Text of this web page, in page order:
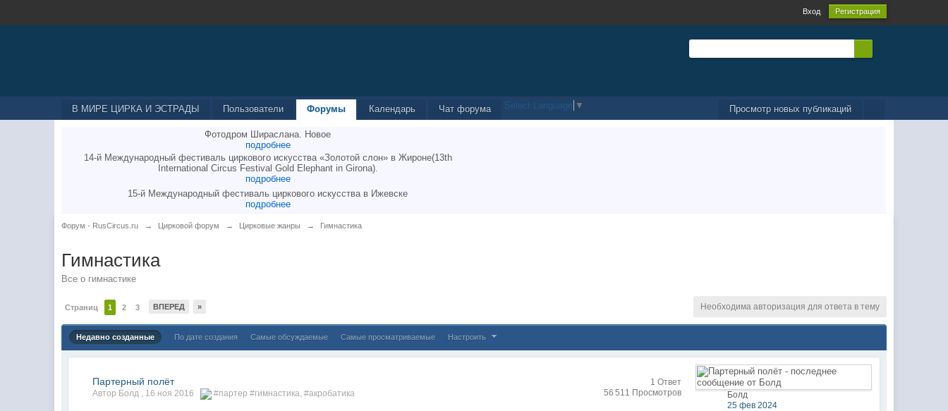
Вход Регистрация
Просмотр новых публикаций
В МИРЕ ЦИРКА И ЭСТРАДЫ Пользователи Форумы Календарь Чат форума Select Language ▼
Фотодром Шираслана. Новое
подробнее
14-й Международный фестиваль циркового искусства «Золотой слон» в Жироне(13th
International Circus Festival Gold Elephant in Girona).
подробнее
15-й Международный фестиваль циркового искусства в Ижевске
подробнее
Форум - RusCircus.ru → Цирковой форум → Цирковые жанры → Гимнастика
Гимнастика
Все о гимнастике
Страниц 1 2 3 ВПЕРЕД » Необходима авторизация для ответа в тему
Недавно созданные По дате создания Самые обсуждаемые Самые просматриваемые Настроить
Партерный полёт
Автор Болд , 16 ноя 2016 #партер #гимнастика,#акробатика
1 Ответ
56 511 Просмотров
Болд
25 фев 2024